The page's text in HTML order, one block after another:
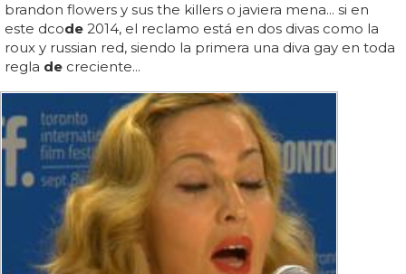
brandon flowers y sus the killers o javiera mena... si en
este dcode 2014, el reclamo está en dos divas como la
roux y russian red, siendo la primera una diva gay en toda
regla de creciente...